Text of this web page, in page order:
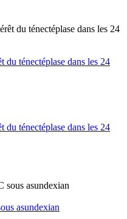
du ténectéplase dans les 24
du ténectéplase dans les 24
asundexian